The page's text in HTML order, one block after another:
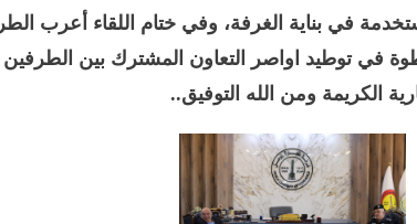
في بناية الغرفة، وفي ختام اللقاء أعرب
في توطيد اواصر التعاون المشترك بين الطرفين
الكريمة ومن الله التوفيق..